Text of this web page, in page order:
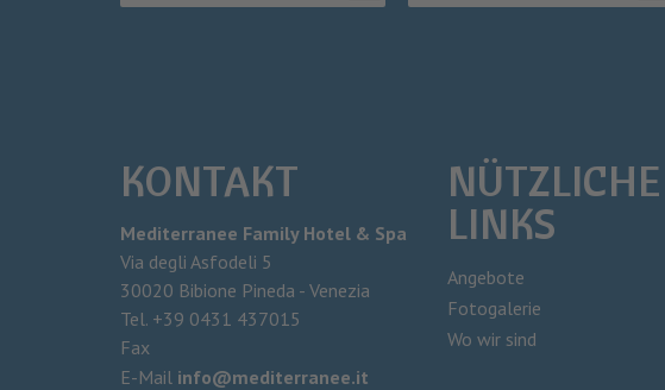
KONTAKT
Mediterranee Family Hotel & Spa
Via degli Asfodeli 5
30020 Bibione Pineda - Venezia
Tel. +39 0431 437015
Fax
E-Mail info@mediterranee.it
NÜTZLICHE
LINKS
Angebote
Fotogalerie
Wo wir sind